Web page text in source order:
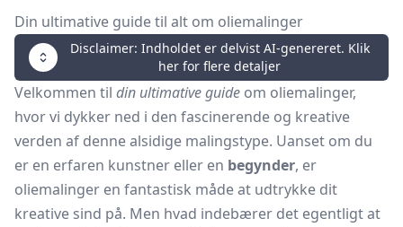
Din ultimative guide til alt om oliemalinger
Disclaimer: Indholdet er delvist AI-genereret. Klik
her for flere detaljer
Velkommen til din ultimative guide om oliemalinger,
hvor vi dykker ned i den fascinerende og kreative
verden af denne alsidige malingstype. Uanset om du
er en erfaren kunstner eller en begynder, er
oliemalinger en fantastisk måde at udtrykke dit
kreative sind på. Men hvad indebærer det egentligt at